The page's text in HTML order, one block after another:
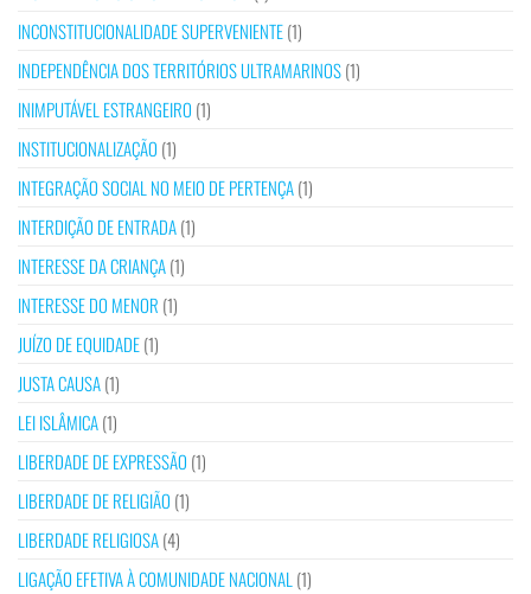
INCONSTITUCIONALIDADE SUPERVENIENTE(1)
INDEPENDÊNCIA DOS TERRITÓRIOS ULTRAMARINOS(1)
INIMPUTÁVEL ESTRANGEIRO (1)
INSTITUCIONALIZAÇÃO (1)
INTEGRAÇÃO SOCIAL NO MEIO DE PERTENÇA(1)
INTERDIÇÃO DE ENTRADA(1)
INTERESSE DA CRIANÇA(1)
INTERESSE DO MENOR (1)
JUÍZO DE EQUIDADE(1)
JUSTA CAUSA(1)
LEI ISLÂMICA(1)
LIBERDADE DE EXPRESSÃO (1)
LIBERDADE DE RELIGIÃO (1)
LIBERDADE RELIGIOSA(4)
LIGAÇÃO EFETIVA À COMUNIDADE NACIONAL (1)